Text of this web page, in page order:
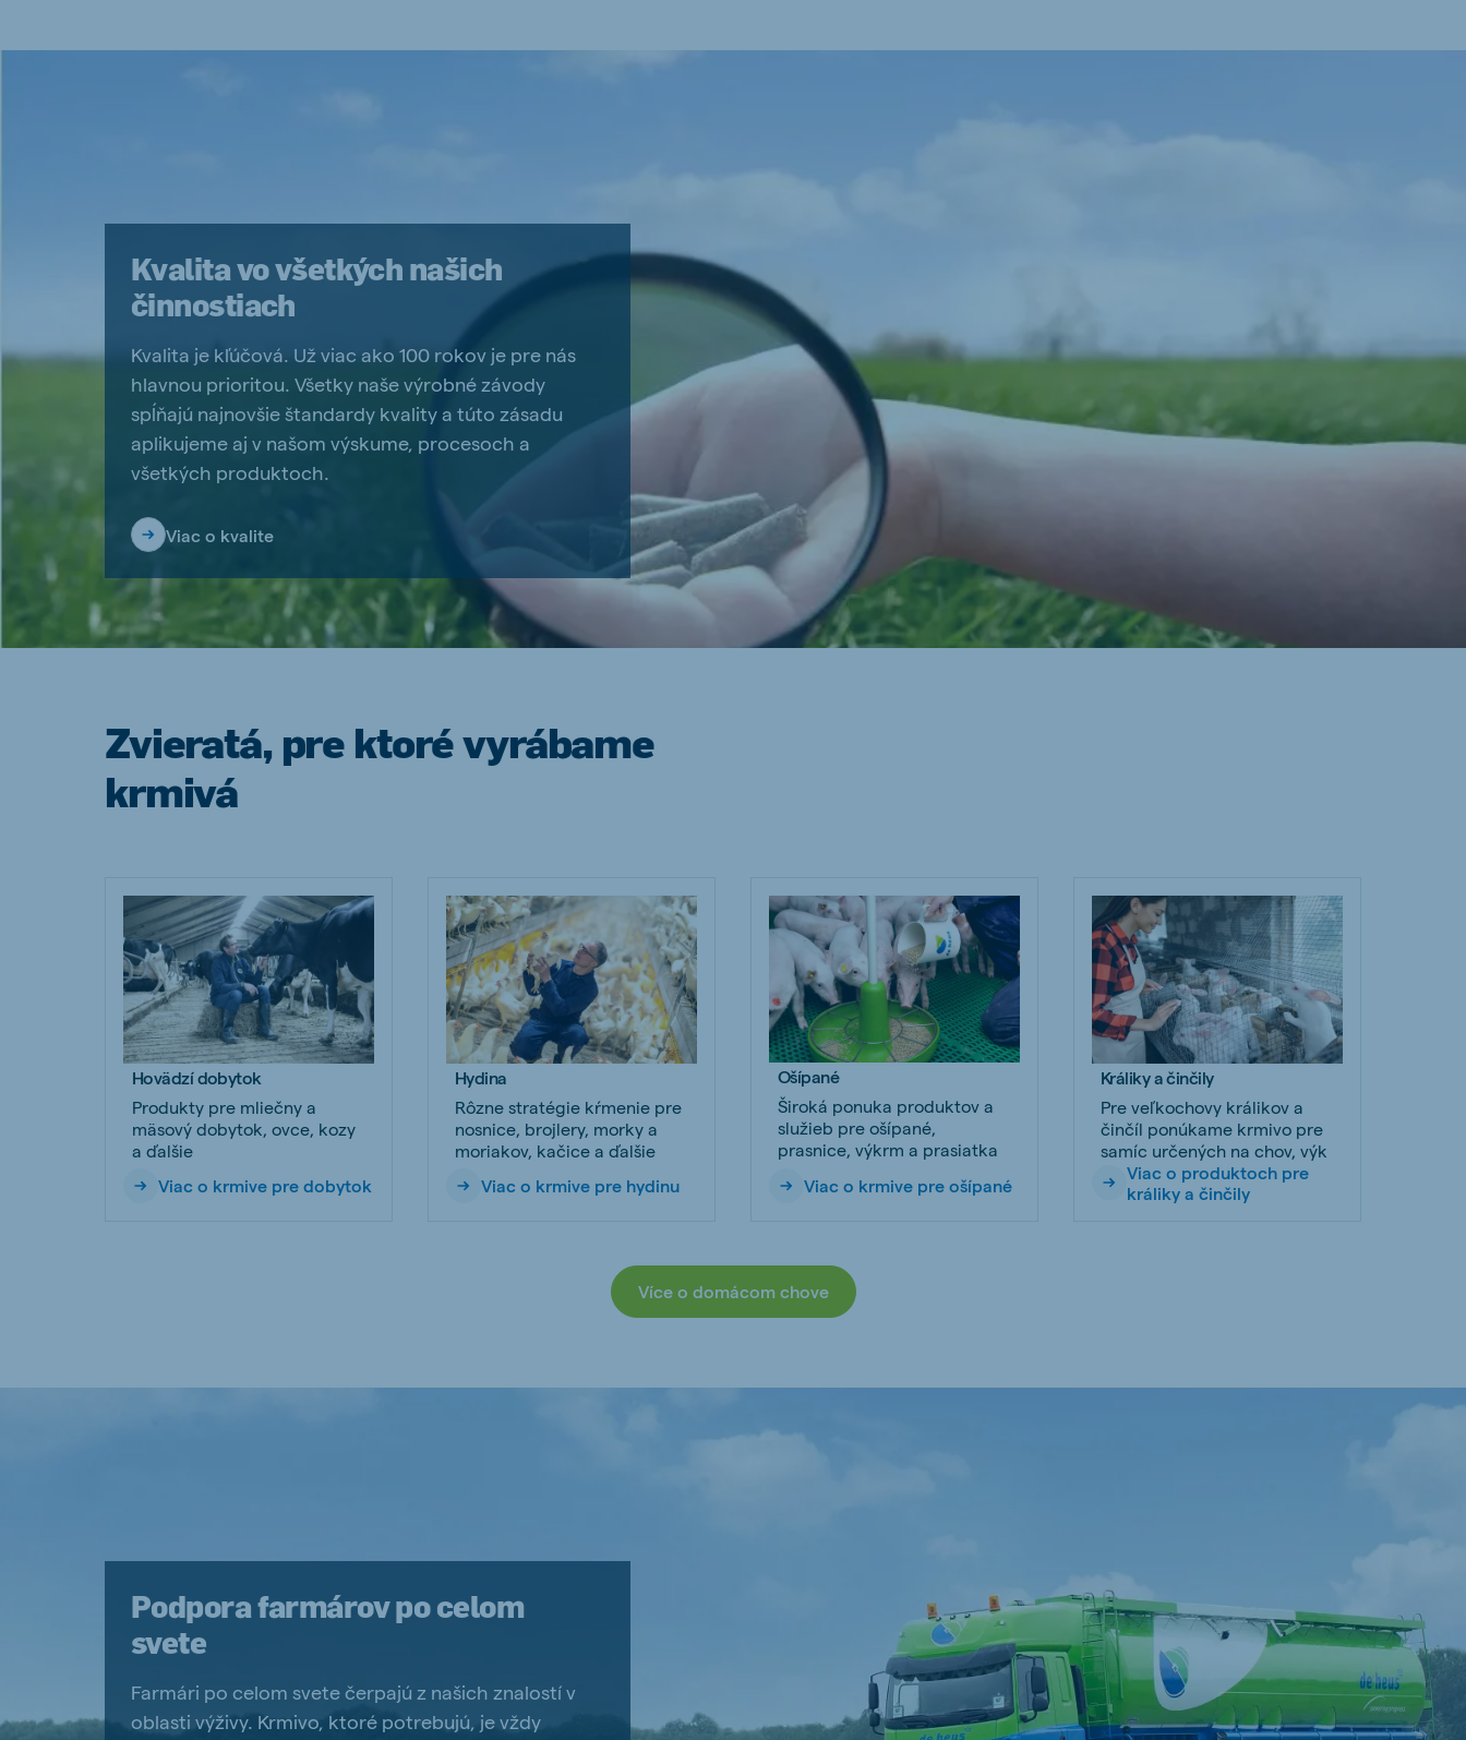
Kvalita vo všetkých našich
činnostiach
Kvalita je kľúčová. Už viac ako 100 rokov je pre nás
hlavnou prioritou. Všetky naše výrobné závody
spĺňajú najnovšie štandardy kvality a túto zásadu
aplikujeme aj v našom výskume, procesoch a
všetkých produktoch.
Viac o kvalite
Zvieratá, pre ktoré vyrábame
krmivá
Hovädzí dobytok
Produkty pre mliečny a
mäsový dobytok, ovce, kozy
a ďalšie
Viac o krmive pre dobytok
Hydina
Rôzne stratégie kŕmenie pre
nosnice, brojlery, morky a
moriakov, kačice a ďalšie
Viac o krmive pre hydinu
Ošípané
Široká ponuka produktov a
služieb pre ošípané,
prasnice, výkrm a prasiatka
Viac o krmive pre ošípané
Králiky a činčily
Pre veľkochovy králikov a
činčíl ponúkame krmivo pre
samíc určených na chov, výk
Viac o produktoch pre
králiky a činčily
Více o domácom chove
Podpora farmárov po celom
svete
Farmári po celom svete čerpajú z našich znalostí v
oblasti výživy. Krmivo, ktoré potrebujú, je vždy